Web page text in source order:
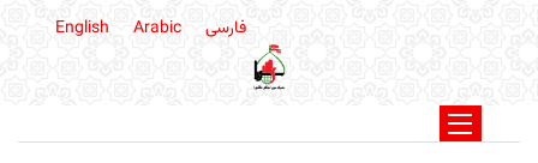
فارسی English Arabic